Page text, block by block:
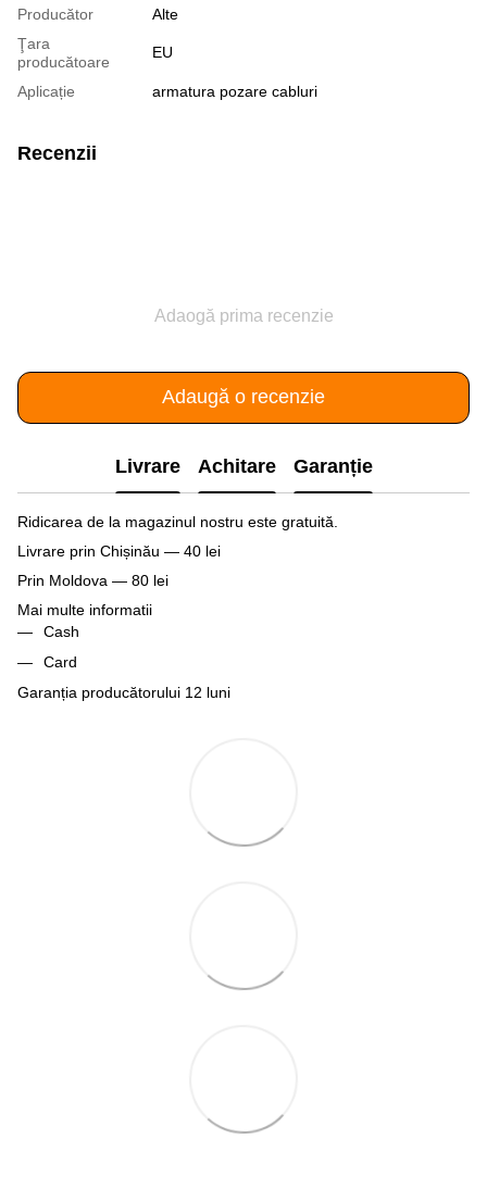
Producător
Alte
Ţara
producătoare
EU
Aplicație armatura pozare cabluri
Recenzii
Adaogă prima recenzie
Adaugă o recenzie
Livrare Achitare Garanție
Ridicarea de la magazinul nostru este gratuită.
Livrare prin Chișinău — 40 lei
Prin Moldova — 80 lei
Mai multe informatii
Cash
Card
Garanția producătorului 12 luni